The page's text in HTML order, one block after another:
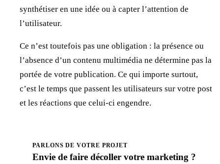
synthétiser en une idée ou à capter l’attention de
l’utilisateur.
Ce n’est toutefois pas une obligation : la présence ou
l’absence d’un contenu multimédia ne détermine pas la
portée de votre publication. Ce qui importe surtout,
c’est le temps que passent les utilisateurs sur votre post
et les réactions que celui-ci engendre.
PARLONS DE VOTRE PROJET
Envie de faire décoller votre marketing ?